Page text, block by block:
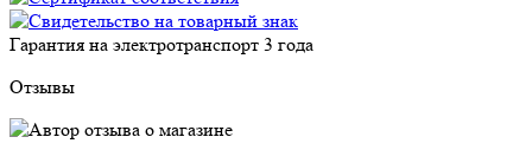
Гарантия на электротранспорт 3 года
Отзывы